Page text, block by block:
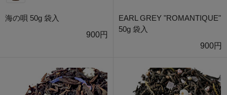
海の唄 50g 袋入
900円
EARL GREY "ROMANTIQUE"
50g 袋入
900円